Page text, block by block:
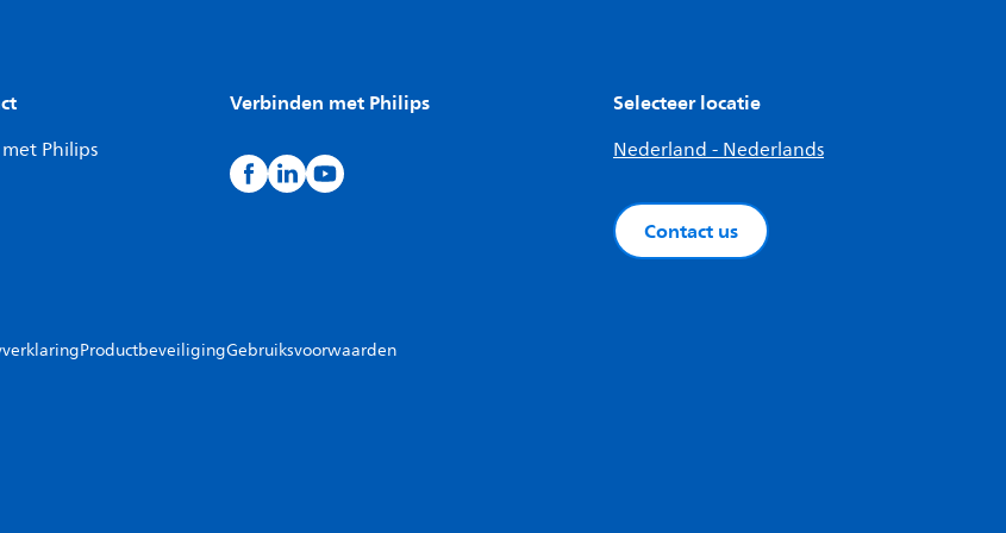
Philips
Verbinden met Philips Selecteer locatie
Nederland - Nederlands
Contact us
ProductbeveiligingGebruiksvoorwaarden